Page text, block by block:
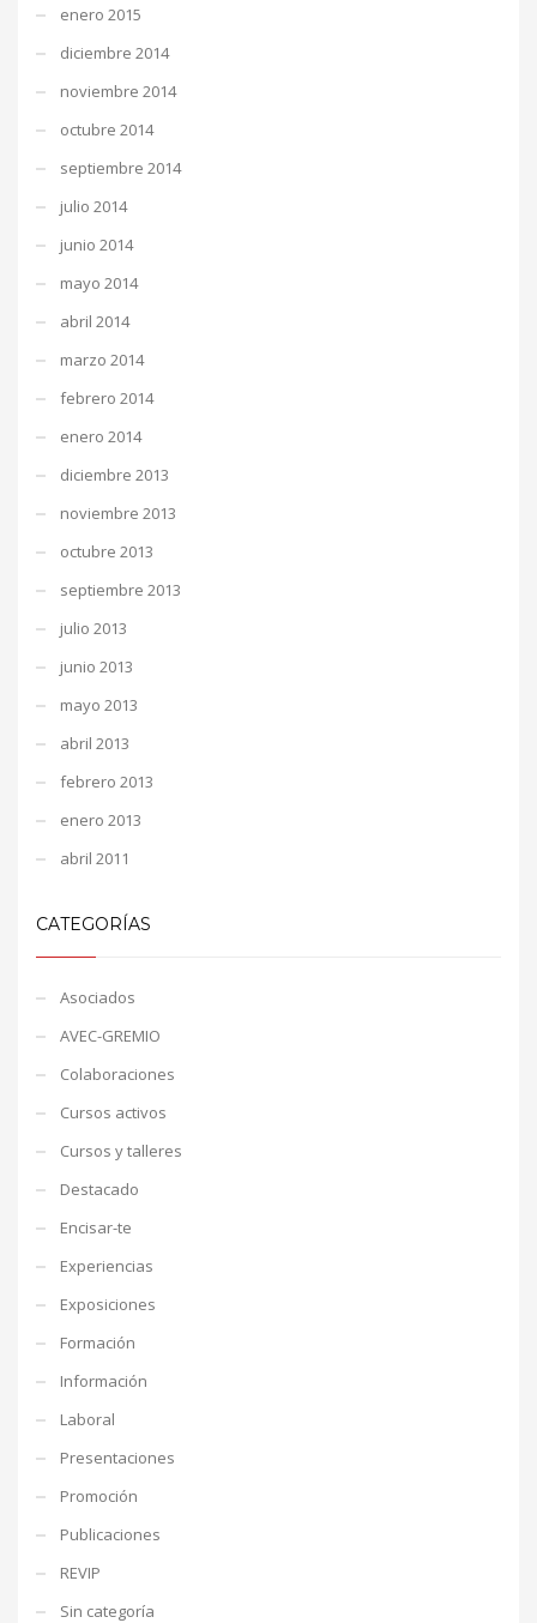
enero 2015
diciembre 2014
noviembre 2014
octubre 2014
septiembre 2014
julio 2014
junio 2014
mayo 2014
abril 2014
marzo 2014
febrero 2014
enero 2014
diciembre 2013
noviembre 2013
octubre 2013
septiembre 2013
julio 2013
junio 2013
mayo 2013
abril 2013
febrero 2013
enero 2013
abril 2011
CATEGORÍAS
Asociados
AVEC-GREMIO
Colaboraciones
Cursos activos
Cursos y talleres
Destacado
Encisar-te
Experiencias
Exposiciones
Formación
Información
Laboral
Presentaciones
Promoción
Publicaciones
REVIP
Sin categoría